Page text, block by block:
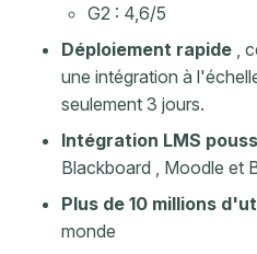
G2 : 4,6/5
Déploiement rapide ,
une intégration à
seulement 3 jours.
Intégration LMS
Blackboard , Moodle et
Plus de 10 millions
monde